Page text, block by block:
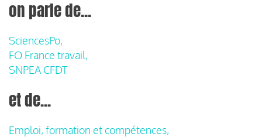
on parle de...
SciencesPo,
FO France travail,
SNPEA CFDT
et de...
Emploi, formation et compétences,